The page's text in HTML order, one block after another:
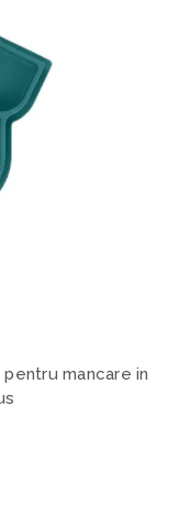
mancare in